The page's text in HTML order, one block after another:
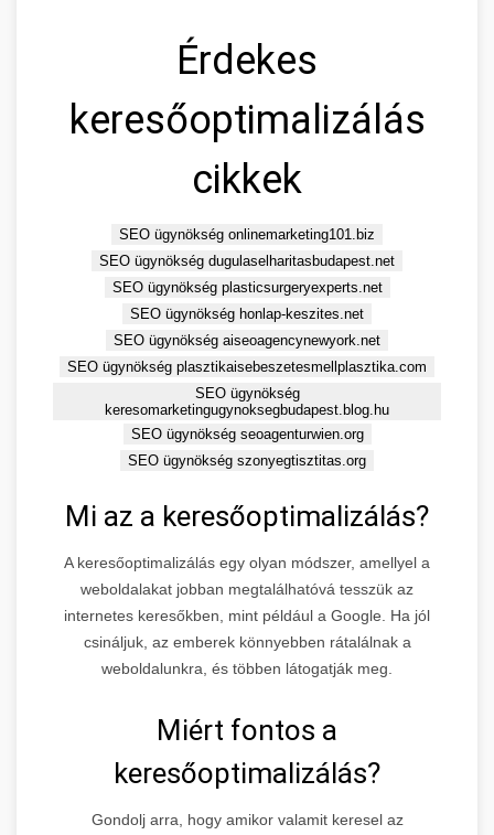
Érdekes
keresőoptimalizálás
cikkek
SEO ügynökség onlinemarketing101.biz
SEO ügynökség dugulaselharitasbudapest.net
SEO ügynökség plasticsurgeryexperts.net
SEO ügynökség honlap-keszites.net
SEO ügynökség aiseoagencynewyork.net
SEO ügynökség plasztikaisebeszetesmellplasztika.com
SEO ügynökség
keresomarketingugynoksegbudapest.blog.hu
SEO ügynökség seoagenturwien.org
SEO ügynökség szonyegtisztitas.org
Mi az a keresőoptimalizálás?
A keresőoptimalizálás egy olyan módszer, amellyel a
weboldalakat jobban megtalálhatóvá tesszük az
internetes keresőkben, mint például a Google. Ha jól
csináljuk, az emberek könnyebben rátalálnak a
weboldalunkra, és többen látogatják meg.
Miért fontos a
keresőoptimalizálás?
Gondolj arra, hogy amikor valamit keresel az